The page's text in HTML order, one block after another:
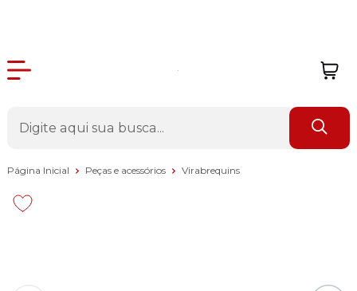
Página Inicial Peças e acessórios Virabrequins